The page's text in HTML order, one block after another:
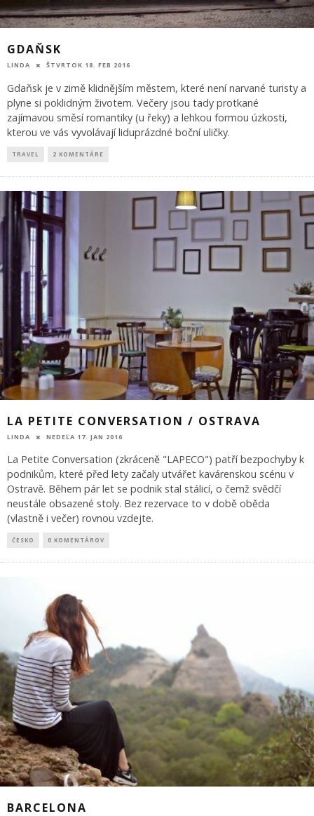
GDAŇSK
LINDA ŠTVRTOK 18. FEB 2016
Gdaňsk je v zimě klidnějším městem, které není narvané turisty a
plyne si poklidným životem. Večery jsou tady protkané
zajímavou směsí romantiky (u řeky) a lehkou formou úzkosti,
kterou ve vás vyvolávají liduprázdné boční uličky.
TRAVEL 2 KOMENTÁRE
LA PETITE CONVERSATION / OSTRAVA
LINDA NEDEĽA 17. JAN 2016
La Petite Conversation (zkráceně "LAPECO") patří bezpochyby k
podnikům, které před lety začaly utvářet kavárenskou scénu v
Ostravě. Během pár let se podnik stal stálicí, o čemž svědčí
neustále obsazené stoly. Bez rezervace to v době oběda
(vlastně i večer) rovnou vzdejte.
ČESKO 0 KOMENTÁROV
BARCELONA